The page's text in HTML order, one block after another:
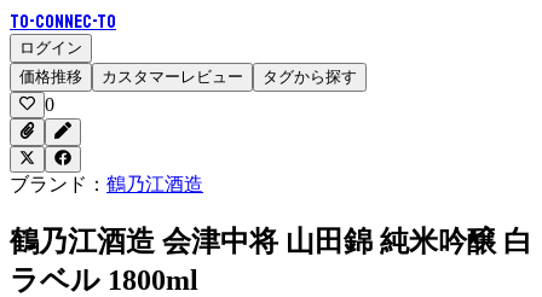
To-Connec-TO
ログイン
価格推移
カスタマーレビュー タグから探す
0
ブランド： 鶴乃江酒造
鶴乃江酒造 会津中将 山田錦 純米吟醸 白
ラベル 1800ml